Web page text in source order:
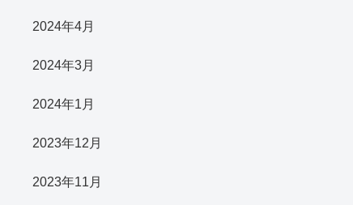
2024年4月
2024年3月
2024年1月
2023年12月
2023年11月